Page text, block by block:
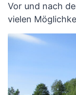
Vor und nach
vielen